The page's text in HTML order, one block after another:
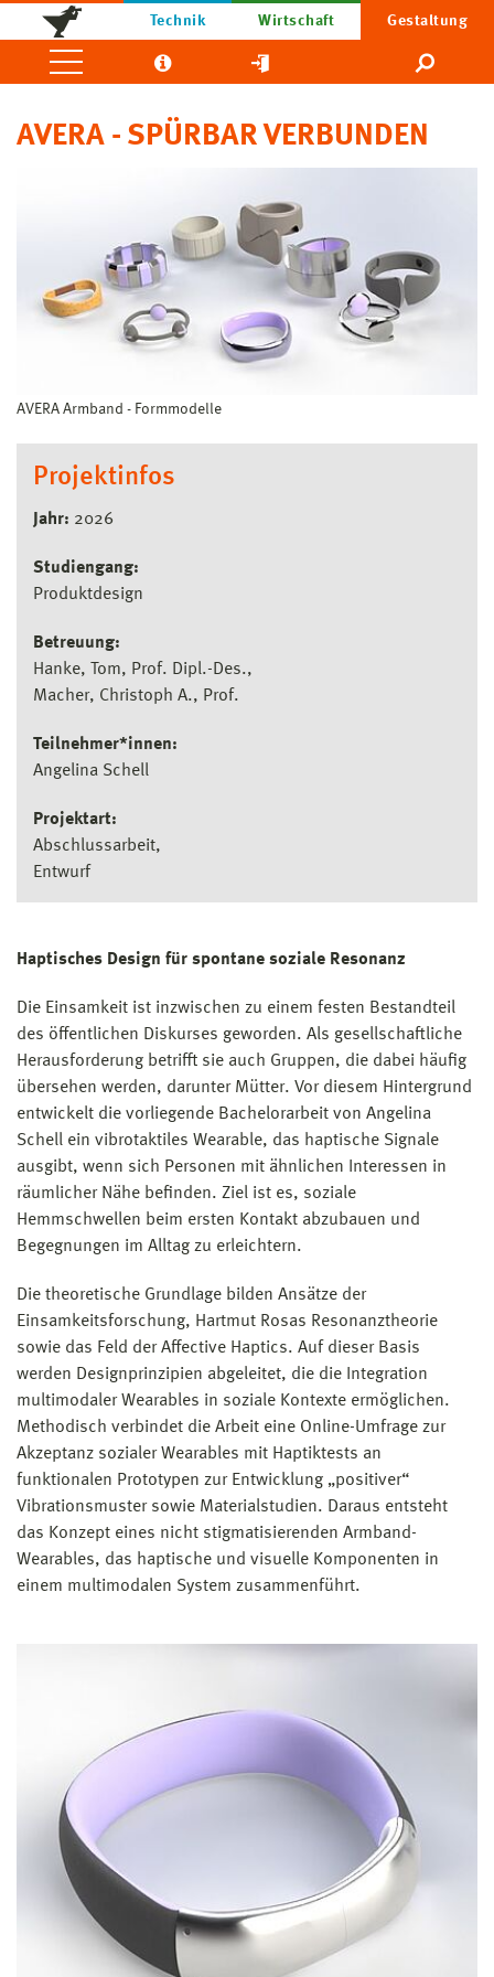
Technik Wirtschaft Gestaltung
AVERA - SPÜRBAR VERBUNDEN
AVERA Armband - Formmodelle
Projektinfos
Jahr: 2026
Studiengang:
Produktdesign
Betreuung:
Hanke, Tom, Prof. Dipl.-Des.
Macher, Christoph A., Prof.
Teilnehmer*innen:
Angelina Schell
Projektart:
Abschlussarbeit
Entwurf
Haptisches Design für spontane soziale Resonanz
Die Einsamkeit ist inzwischen zu einem festen Bestandteil
des öffentlichen Diskurses geworden. Als gesellschaftliche
Herausforderung betrifft sie auch Gruppen, die dabei häufig
übersehen werden, darunter Mütter. Vor diesem Hintergrund
entwickelt die vorliegende Bachelorarbeit von Angelina
Schell ein vibrotaktiles Wearable, das haptische Signale
ausgibt, wenn sich Personen mit ähnlichen Interessen in
räumlicher Nähe befinden. Ziel ist es, soziale
Hemmschwellen beim ersten Kontakt abzubauen und
Begegnungen im Alltag zu erleichtern.
Die theoretische Grundlage bilden Ansätze der
Einsamkeitsforschung, Hartmut Rosas Resonanztheorie
sowie das Feld der Affective Haptics. Auf dieser Basis
werden Designprinzipien abgeleitet, die die Integration
multimodaler Wearables in soziale Kontexte ermöglichen.
Methodisch verbindet die Arbeit eine Online-Umfrage zur
Akzeptanz sozialer Wearables mit Haptiktests an
funktionalen Prototypen zur Entwicklung „positiver“
Vibrationsmuster sowie Materialstudien. Daraus entsteht
das Konzept eines nicht stigmatisierenden Armband-
Wearables, das haptische und visuelle Komponenten in
einem multimodalen System zusammenführt.